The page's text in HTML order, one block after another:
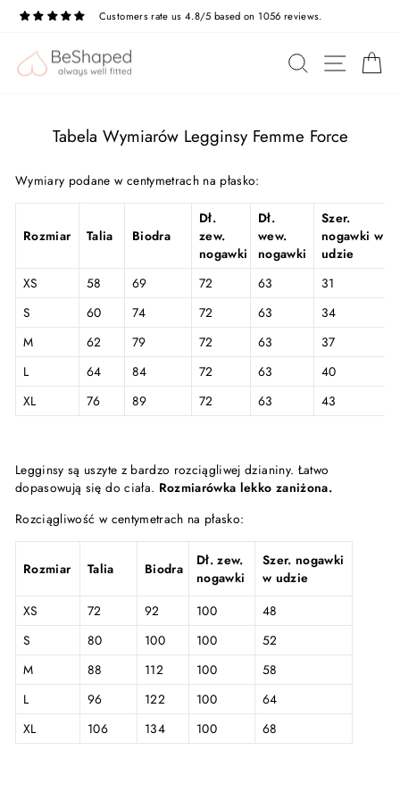
Przejdź
Customers rate us 4.8/5 based on 1056 reviews.
SZUKAJ
Tabela Wymiarów Legginsy Femme Force
Wymiary podane w centymetrach na płasko:
Rozmiar Talia Biodra
Dł.
zew.
nogawki
Dł.
wew.
nogawki
Szer.
nogawki w
udzie
XS
58 69 72 63
31
S
60 74 72 63
34
M
62 79 72 63
37
L
64 84 72 63
40
XL
76 89 72 63 43
Legginsy są uszyte z bardzo rozciągliwej dzianiny. Łatwo
dopasowują się do ciała. Rozmiarówka lekko zaniżona.
Rozciągliwość w centymetrach na płasko:
Rozmiar Talia Biodra
Dł. zew.
nogawki
Szer. nogawki
w udzie
XS
72 92 100
48
S
80 100 100
52
M
88 112 100
58
L
96 122 100
64
XL
106 134 100 68